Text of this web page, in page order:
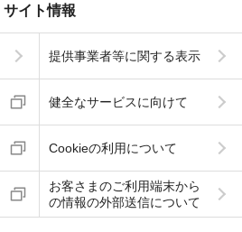
サイト情報
提供事業者等に関する表示
健全なサービスに向けて
Cookieの利用について
お客さまのご利用端末から
の情報の外部送信について